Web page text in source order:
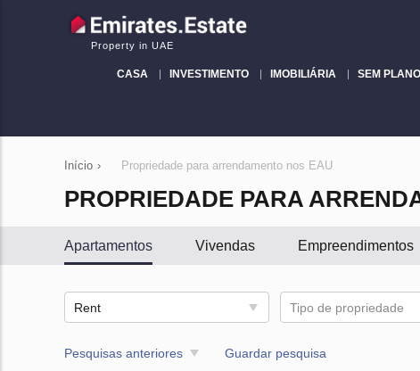
Property in UAE
CASA INVESTIMENTO IMOBILIÁRIA SEM PLANO
Início › Propriedade para arrendamento nos EAU
PROPRIEDADE PARA
Apartamentos Vivendas Empreendimentos
Rent Tipo de propriedade
Pesquisas anteriores Guardar pesquisa